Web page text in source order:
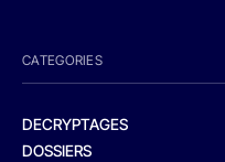
CATEGORIES
DECRYPTAGES
DOSSIERS